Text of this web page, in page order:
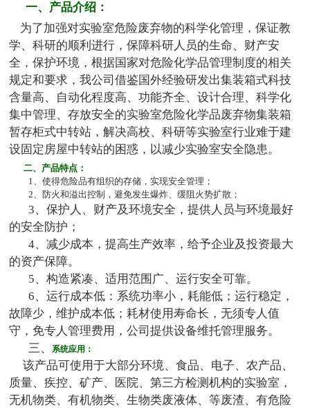
一、产品介绍：
为了加强对实验室危险废弃物的科学化管理，保证教
学、科研的顺利进行，保障科研人员的生命、财产安
全，保护环境，根据国家对危险化学品管理制度的相关
规定和要求，我公司借鉴国外经验研发出集装箱式科技
含量高、自动化程度高、功能齐全、设计合理、科学化
集中管理、存放安全的实验室危险化学品废弃物集装箱
暂存柜式中转站，解决高校、科研等实验室行业难于建
设固定房屋中转站的困惑，以减少实验室安全隐患。
二、产品特点：
1、使得危险品有组织的存储，实现安全管理；
2、防火和溢出控制，避免发生爆炸、缓阻火势扩散；
3、保护人、财产及环境安全，提供人员与环境最好
的安全防护；
4、减少成本，提高生产效率，给予企业及投资最大
的资产保障。
5、构造紧凑、适用范围广、运行安全可靠。
6、运行成本低：系统功率小，耗能低；运行稳定，
故障少，维护成本低；耗材使用寿命长，无须专人值
守，免专人管理费用，公司提供设备维托管理服务。
三、系统应用：
该产品可使用于大部分环境、食品、电子、农产品、
质量、疾控、矿产、医院、第三方检测机构的实验室，
无机物类、有机物类、生物类废液体、等废渣、有危险